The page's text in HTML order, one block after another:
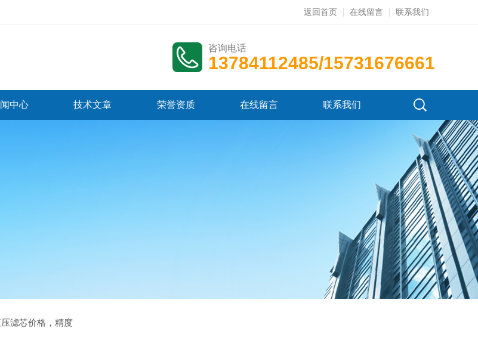
返回首页 在线留言 联系我们
咨询电话
13784112485/15731676661
中心 技术文章 荣誉资质 在线留言 联系我们
滤芯价格，精度